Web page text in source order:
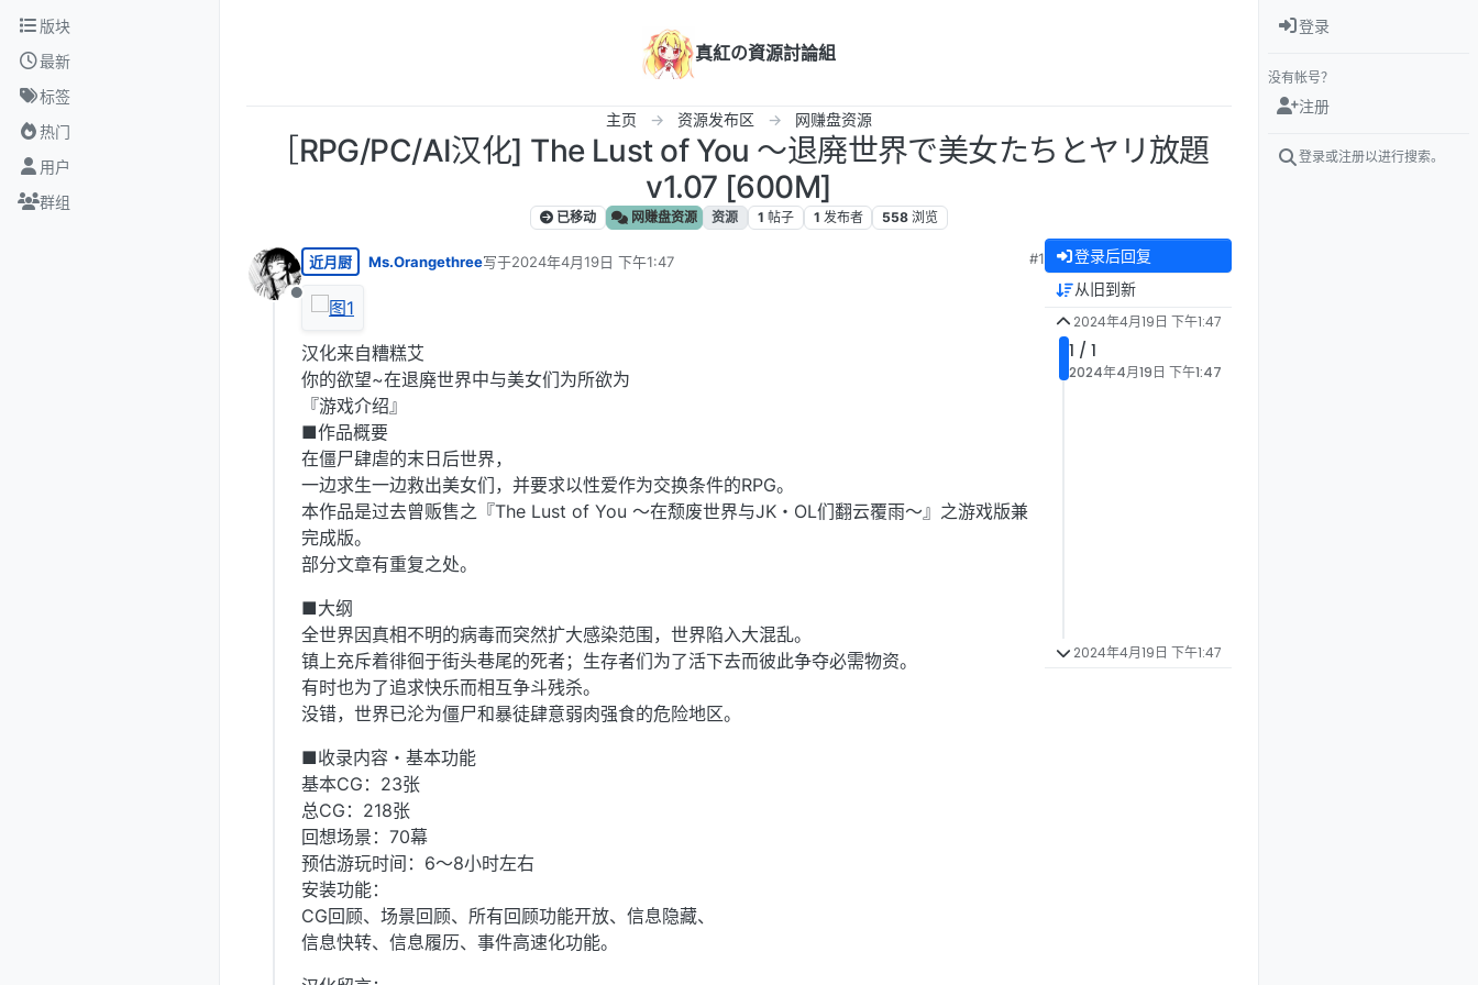
跳转至内容
版块
最新
标签
热门
用户
群组
真紅の資源討論組
主页 资源发布区 网赚盘资源
［RPG/PC/AI汉化] The Lust of You ～退廃世界で美女たちとヤリ放題
v1.07 [600M]
已移动 网赚盘资源 资源 1 帖子 1 发布者 558 浏览
离线
近月厨 Ms.Orangethree写于2024年4月19日 下午1:47
最后由 编辑
#1
汉化来自糟糕艾
你的欲望~在退廃世界中与美女们为所欲为
『游戏介绍』
■作品概要
在僵尸肆虐的末日后世界，
一边求生一边救出美女们，并要求以性爱作为交换条件的RPG。
本作品是过去曾贩售之『The Lust of You ～在颓废世界与JK・OL们翻云覆雨～』之游戏版兼
完成版。
部分文章有重复之处。
■大纲
全世界因真相不明的病毒而突然扩大感染范围，世界陷入大混乱。
镇上充斥着徘徊于街头巷尾的死者；生存者们为了活下去而彼此争夺必需物资。
有时也为了追求快乐而相互争斗残杀。
没错，世界已沦为僵尸和暴徒肆意弱肉强食的危险地区。
■收录内容・基本功能
基本CG：23张
总CG：218张
回想场景：70幕
预估游玩时间：6～8小时左右
安装功能：
CG回顾、场景回顾、所有回顾功能开放、信息隐藏、
信息快转、信息履历、事件高速化功能。
登录后回复
从旧到新
2024年4月19日 下午1:47
1 / 1
2024年4月19日 下午1:47
2024年4月19日 下午1:47
登录
没有帐号？
注册
登录或注册以进行搜索。